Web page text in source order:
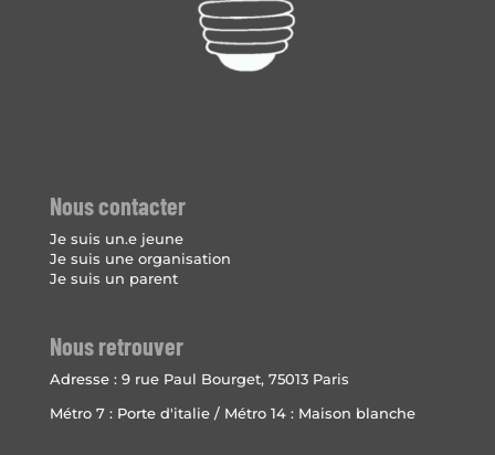
Nous contacter
Je suis un.e jeune
Je suis une organisation
Je suis un parent
Nous retrouver
Adresse : 9 rue Paul Bourget, 75013 Paris
Métro 7 : Porte d'italie / Métro 14 : Maison blanche